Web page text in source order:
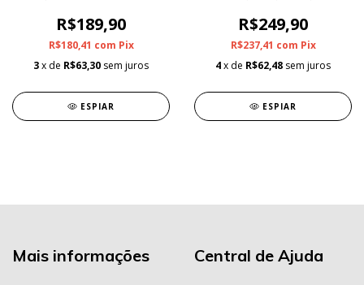
R$189,90
R$180,41 com Pix
3x de R$63,30 sem juros
ESPIAR
R$249,90
R$237,41 com Pix
4x de R$62,48 sem juros
ESPIAR
Mais informações Central de Ajuda